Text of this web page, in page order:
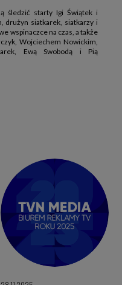
śledzić starty Igi Świątek i
drużyn siatkarek, siatkarzy i
wspinaczce na czas, a także
Wojciechem Nowickim,
Ewą Swobodą i Pią